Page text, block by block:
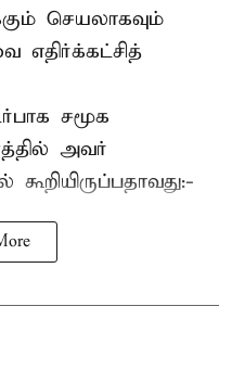
செயலாகவும்
சமூக
அவர்